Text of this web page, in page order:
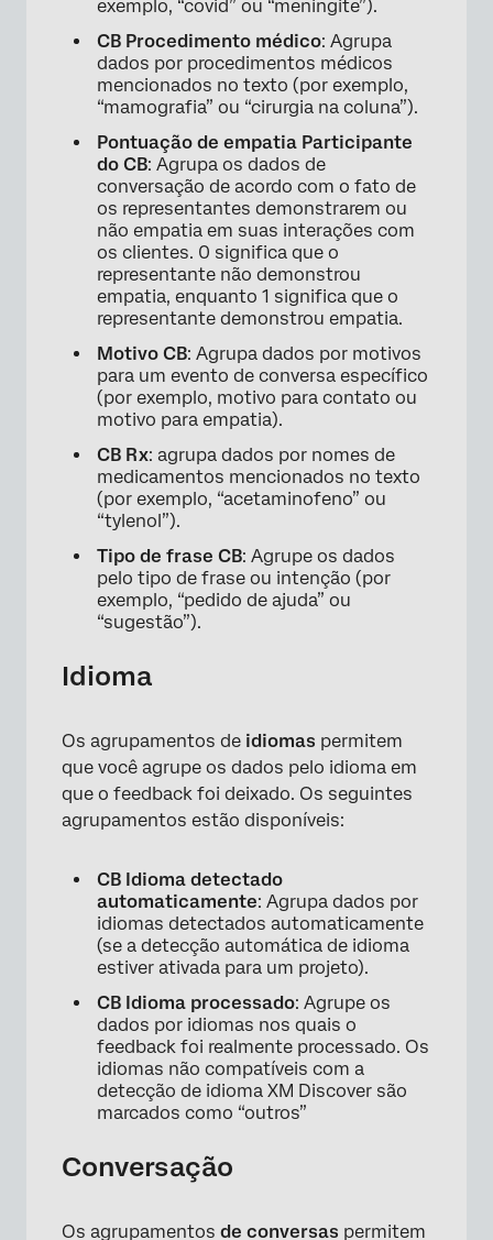
exemplo, “covid” ou “meningite”).
CB Procedimento médico: Agrupa
dados por procedimentos médicos
mencionados no texto (por exemplo,
“mamografia” ou “cirurgia na coluna”).
Pontuação de empatia Participante
do CB: Agrupa os dados de
conversação de acordo com o fato de
os representantes demonstrarem ou
não empatia em suas interações com
os clientes. 0 significa que o
representante não demonstrou
empatia, enquanto 1 significa que o
representante demonstrou empatia.
Motivo CB: Agrupa dados por motivos
para um evento de conversa específico
(por exemplo, motivo para contato ou
motivo para empatia).
CB Rx: agrupa dados por nomes de
medicamentos mencionados no texto
(por exemplo, “acetaminofeno” ou
“tylenol”).
Tipo de frase CB: Agrupe os dados
pelo tipo de frase ou intenção (por
exemplo, “pedido de ajuda” ou
“sugestão”).
Idioma
Os agrupamentos de idiomas permitem
que você agrupe os dados pelo idioma em
que o feedback foi deixado. Os seguintes
agrupamentos estão disponíveis:
CB Idioma detectado
automaticamente: Agrupa dados por
idiomas detectados automaticamente
(se a detecção automática de idioma
estiver ativada para um projeto).
CB Idioma processado: Agrupe os
dados por idiomas nos quais o
feedback foi realmente processado. Os
idiomas não compatíveis com a
detecção de idioma XM Discover são
marcados como “outros”
Conversação
Os agrupamentos de conversas permitem